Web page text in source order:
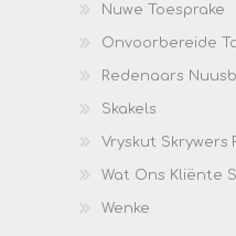
Nuwe Toesprake
Onvoorbereide
Redenaars
Skakels
Vryskut Skrywers
Wat Ons Kliënte
Wenke